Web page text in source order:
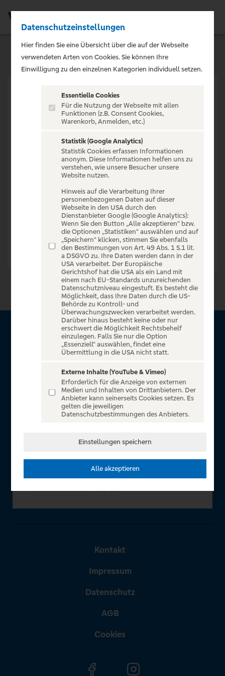
VERANSTALTUNG NICHT
GEFUNDEN
Zur Startseite
Über VR Entertain
für alle Kunden der Volksbanken Raiffeisenbanken. Auf
unserem einzigartigen Portal finden Sie Tickets für
atemberaubende Konzerte, Musicals und Shows, die
Fußball-Bundesliga sowie die Champions League und die
In Zusammenarbeit mit
Kontakt
Impressum
Datenschutz
AGB
Cookies
Datenschutzeinstellungen
Hier finden Sie eine Übersicht über die auf der Webseite
verwendeten Arten von Cookies. Sie können Ihre
Einwilligung zu den einzelnen Kategorien individuell setzen.
Essentielle Cookies
Für die Nutzung der Webseite mit allen
Funktionen (z.B. Consent Cookies,
Warenkorb, Anmelden, etc.)
Statistik (Google Analytics)
Statistik Cookies erfassen Informationen
anonym. Diese Informationen helfen uns zu
verstehen, wie unsere Besucher unsere
Website nutzen.
Hinweis auf die Verarbeitung Ihrer
personenbezogenen Daten auf dieser
Webseite in den USA durch den
Dienstanbieter Google (Google Analytics):
Wenn Sie den Button „Alle akzeptieren“ bzw.
die Optionen „Statistiken“ auswählen und auf
„Speichern“ klicken, stimmen Sie ebenfalls
den Bestimmungen von Art. 49 Abs. 1 S.1 lit.
a DSGVO zu. Ihre Daten werden dann in der
USA verarbeitet. Der Europäische
Gerichtshof hat die USA als ein Land mit
einem nach EU-Standards unzureichenden
Datenschutzniveau eingestuft. Es besteht die
Möglichkeit, dass Ihre Daten durch die US-
Behörde zu Kontroll- und
Überwachungszwecken verarbeitet werden.
Darüber hinaus besteht keine oder nur
erschwert die Möglichkeit Rechtsbehelf
einzulegen. Falls Sie nur die Option
„Essenziell“ auswählen, findet eine
Übermittlung in die USA nicht statt.
Externe Inhalte (YouTube & Vimeo)
Erforderlich für die Anzeige von externen
Medien und Inhalten von Drittanbietern. Der
Anbieter kann seinerseits Cookies setzen. Es
gelten die jeweiligen
Datenschutzbestimmungen des Anbieters.
Einstellungen speichern
Alle akzeptieren